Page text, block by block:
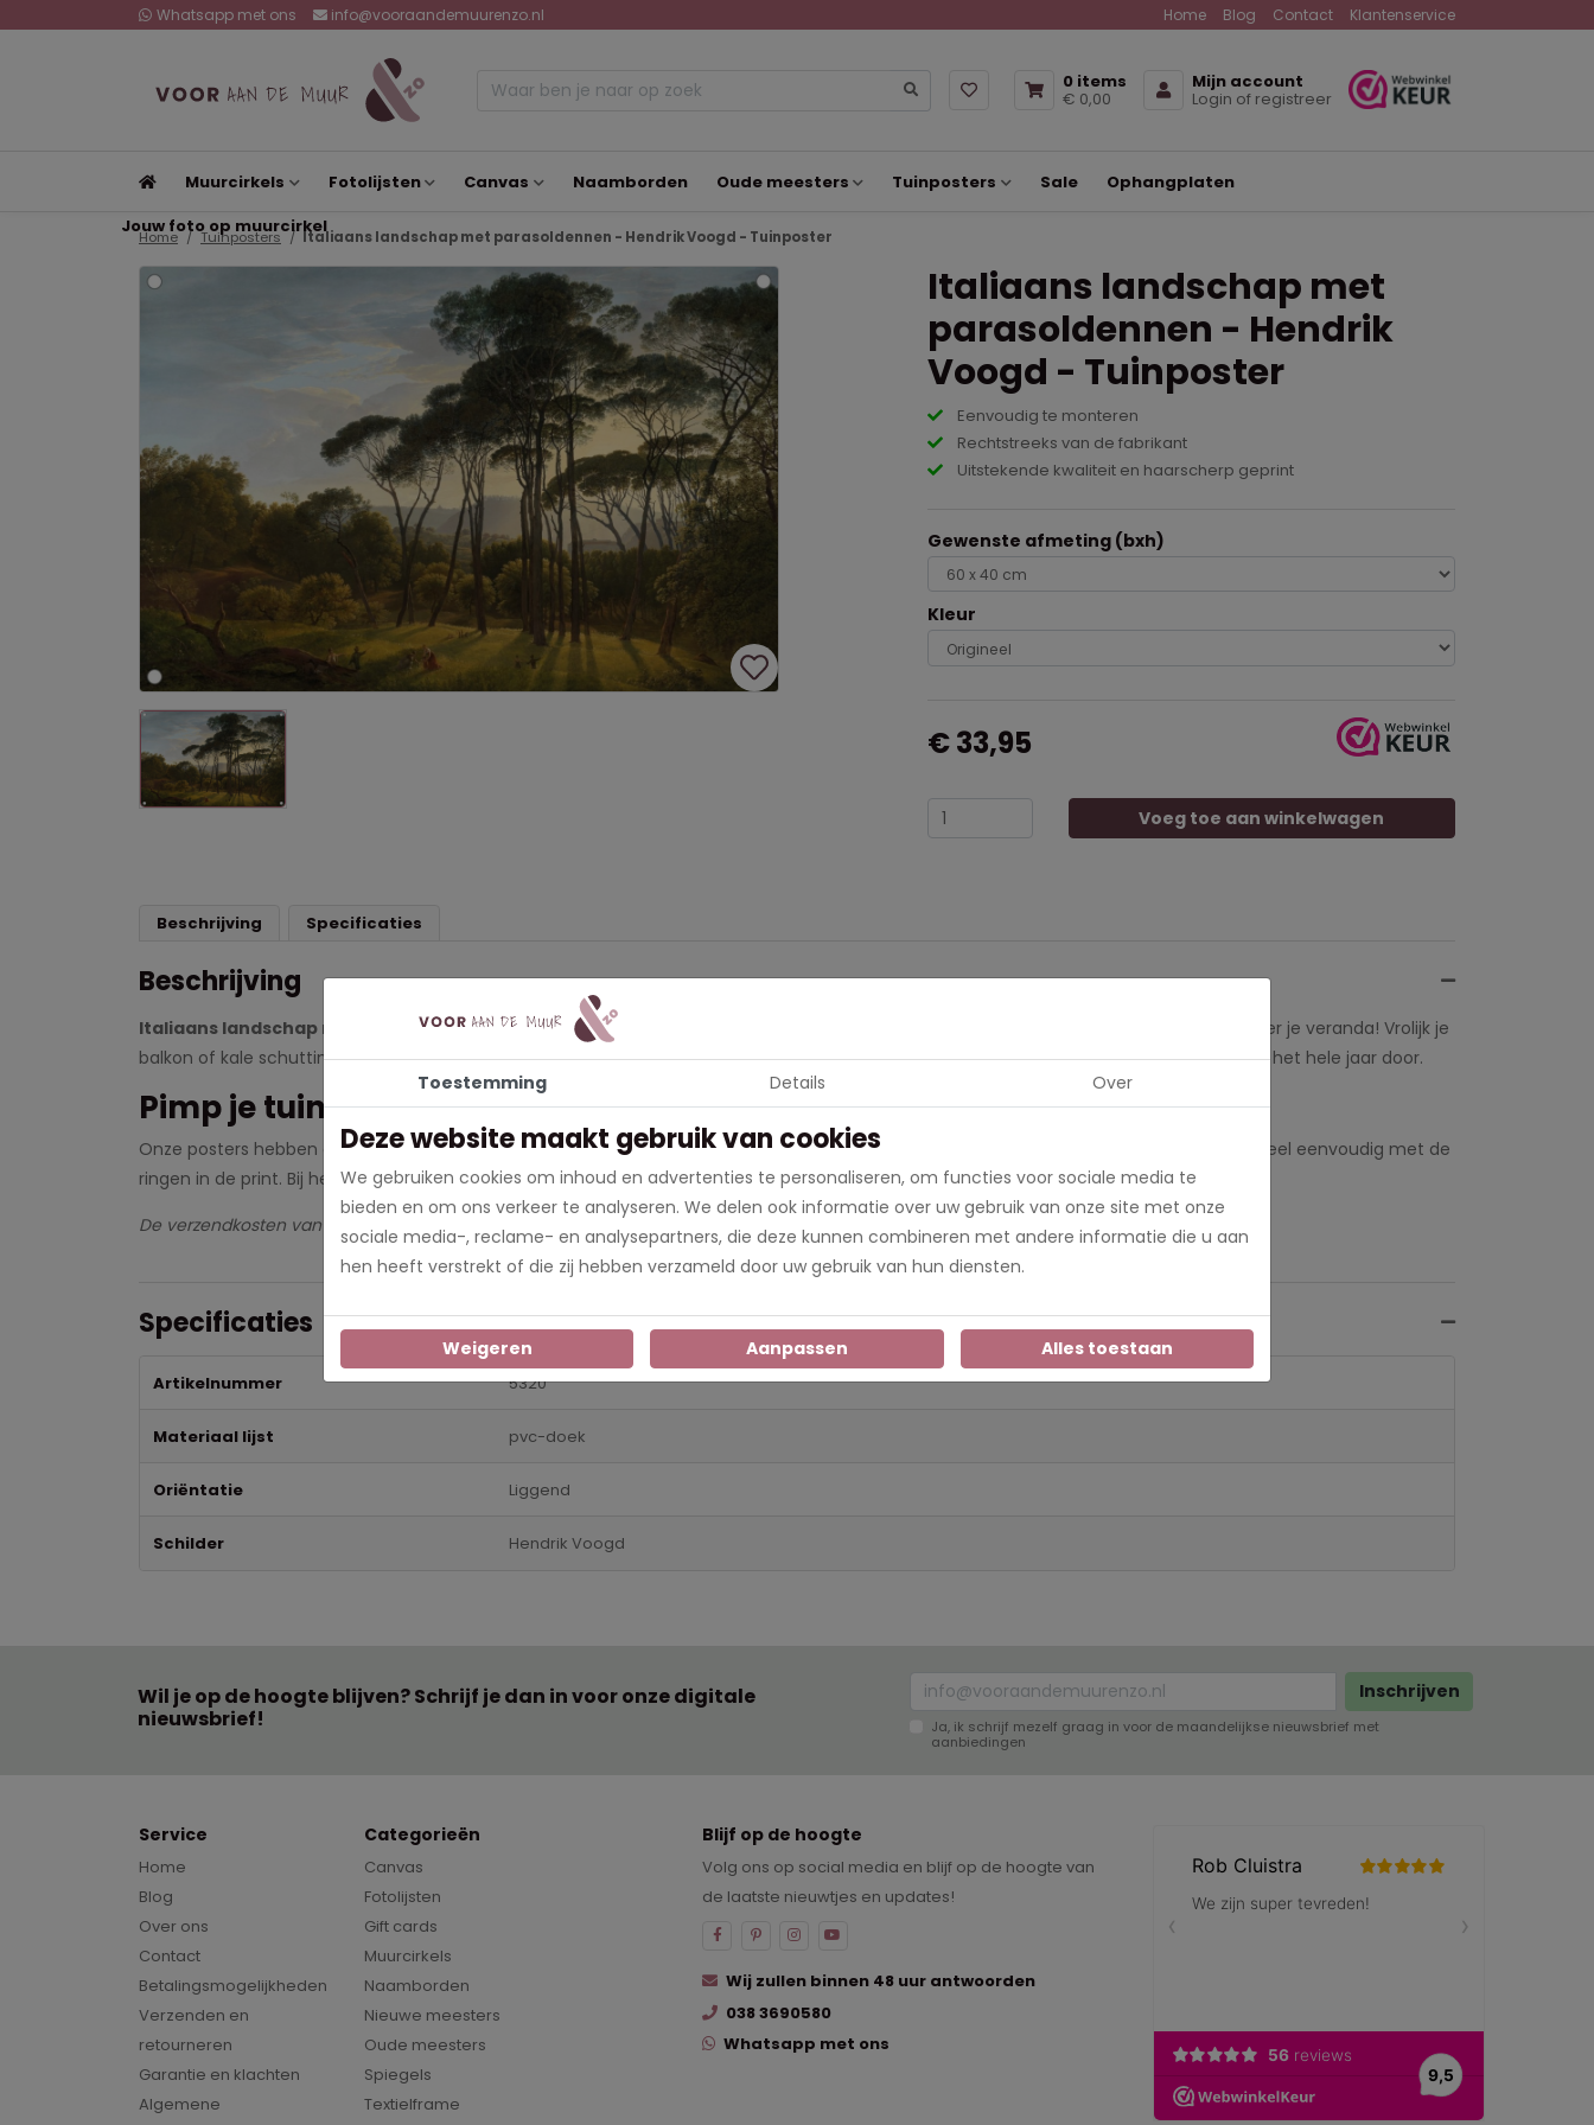
Whatsapp met ons info@vooraandemuurenzo.nl Home Blog Contact Klantenservice
0 items
€ 0,00
Mijn account
Login of registreer
Muurcirkels Fotolijsten Canvas Naamborden Oude meesters Tuinposters Sale
Ophangplaten
Jouw foto op muurcirkel
Home Tuinposters Italiaans landschap met parasoldennen - Hendrik Voogd - Tuinposter
Italiaans landschap met
parasoldennen - Hendrik
Voogd - Tuinposter
Eenvoudig te monteren
Rechtstreeks van de fabrikant
Uitstekende kwaliteit en haarscherp geprint
Gewenste afmeting (bxh)
Kleur
€ 33,95
Voeg toe aan winkelwagen
Beschrijving Specificaties
Beschrijving
Italiaans landschap met parasoldennenvanHendrik Voogd
? Met deze buitenposter breng je sfeer in je tuin of onder je veranda! Vrolijk je
balkon of kale schutting op met één van onze toffe doeken. De poster is UV-en waterbestendig en hierdoor geschikt voor buitengebruik het hele jaar door.
Pimp je tuin met een tuinposter
Onze posters hebben een hele hoge kleurechtheid. Hierdoor blijven deze van prachtige kwaliteit in weer en wind! De poster bevestig je heel eenvoudig met de
ringen in de print. Bij het formaat 80x120 en 100x150 zitten de ringen om de 30cm en bij de overige formaten zit in elke hoek een ring.
De verzendkosten van onze prints zijn gratis en op werkdagen voor 18.00 uur besteld, is morgen in huis!
Specificaties
Artikelnummer 5320
Materiaal lijst pvc-doek
Oriëntatie Liggend
Schilder Hendrik Voogd
Wil je op de hoogte blijven? Schrijf je dan in voor onze digitale
nieuwsbrief!
Inschrijven
Ja, ik schrijf mezelf graag in voor de maandelijkse nieuwsbrief met
aanbiedingen
Service
Home
Blog
Over ons
Contact
Betalingsmogelijkheden
Verzenden en
retourneren
Garantie en klachten
Algemene
Categorieën
Canvas
Fotolijsten
Gift cards
Muurcirkels
Naamborden
Nieuwe meesters
Oude meesters
Spiegels
Textielframe
Blijf op de hoogte
Volg ons op social media en blijf op de hoogte van
de laatste nieuwtjes en updates!
Wij zullen binnen 48 uur antwoorden
038 3690580
Whatsapp met ons
Toestemming Details Over
Deze website maakt gebruik van cookies
We gebruiken cookies om inhoud en advertenties te personaliseren, om functies voor sociale media te
bieden en om ons verkeer te analyseren. We delen ook informatie over uw gebruik van onze site met onze
sociale media-, reclame- en analysepartners, die deze kunnen combineren met andere informatie die u aan
hen heeft verstrekt of die zij hebben verzameld door uw gebruik van hun diensten.
Weigeren Aanpassen Alles toestaan